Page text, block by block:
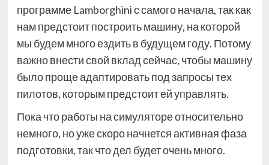
программе Lamborghini с самого начала, так как
нам предстоит построить машину, на которой
мы будем много ездить в будущем году. Потому
важно внести свой вклад сейчас, чтобы машину
было проще адаптировать под запросы тех
пилотов, которым предстоит ей управлять.
Пока что работы на симуляторе относительно
немного, но уже скоро начнется активная фаза
подготовки, так что дел будет очень много.